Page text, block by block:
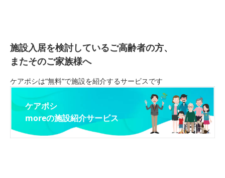
施設入居を検討しているご高齢者の方、
またそのご家族様へ
ケアポシは“無料“で施設を紹介するサービスです
ケアポシ
moreの施設紹介サービス